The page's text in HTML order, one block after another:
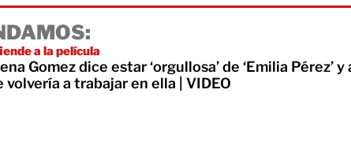
a la película
Gomez dice estar ‘orgullosa’ de ‘Emilia Pérez’ y
volvería a trabajar en ella | VIDEO